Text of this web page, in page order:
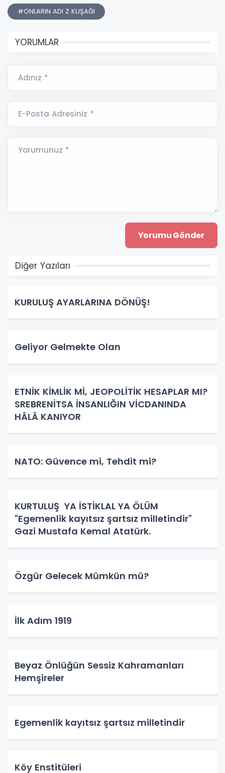
#ONLARIN ADI Z KUŞAĞI
YORUMLAR
Adınız *
E-Posta Adresiniz *
Yorumunuz *
Diğer Yazıları
KURULUŞ AYARLARINA DÖNÜŞ!
Geliyor Gelmekte Olan
ETNİK KİMLİK Mİ, JEOPOLİTİK HESAPLAR MI?
SREBRENİTSA İNSANLIĞIN VİCDANINDA
HÂLÂ KANIYOR
NATO: Güvence mi, Tehdit mi?
KURTULUŞ YA İSTİKLAL YA ÖLÜM
"Egemenlik kayıtsız şartsız milletindir"
Gazi Mustafa Kemal Atatürk.
Özgür Gelecek Mümkün mü?
İlk Adım 1919
Beyaz Önlüğün Sessiz Kahramanları
Hemşireler
Egemenlik kayıtsız şartsız milletindir
Köy Enstitüleri